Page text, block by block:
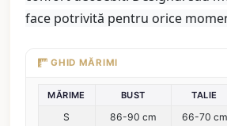
face potrivită pentru orice
GHID MĂRIMI
MĂRIME BUST TALIE
S 86-90 cm 66-70 cm